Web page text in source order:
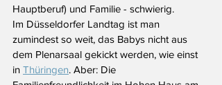
Hauptberuf) und Familie - schwierig.
Im Düsseldorfer Landtag ist man
zumindest so weit, das Babys nicht aus
dem Plenarsaal gekickt werden, wie einst
in Thüringen. Aber: Die